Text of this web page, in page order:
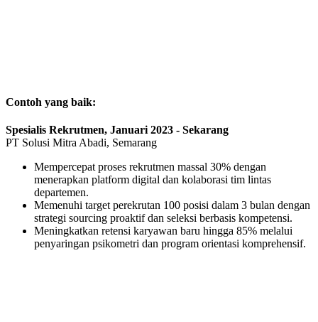
Contoh yang baik:
Spesialis Rekrutmen, Januari 2023 - Sekarang
PT Solusi Mitra Abadi, Semarang
Mempercepat proses rekrutmen massal 30% dengan
menerapkan platform digital dan kolaborasi tim lintas
departemen.
Memenuhi target perekrutan 100 posisi dalam 3 bulan dengan
strategi sourcing proaktif dan seleksi berbasis kompetensi.
Meningkatkan retensi karyawan baru hingga 85% melalui
penyaringan psikometri dan program orientasi komprehensif.